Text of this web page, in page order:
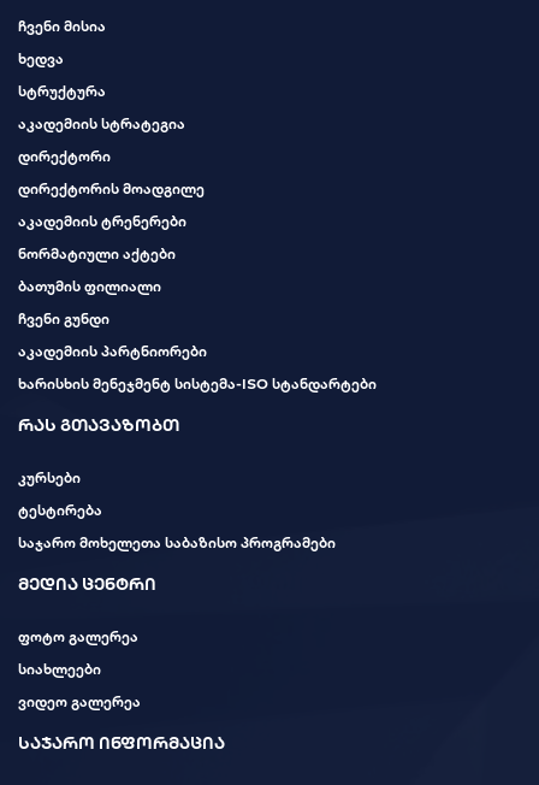
ჩვენი მისია
ხედვა
სტრუქტურა
აკადემიის სტრატეგია
დირექტორი
დირექტორის მოადგილე
აკადემიის ტრენერები
ნორმატიული აქტები
ბათუმის ფილიალი
ჩვენი გუნდი
აკადემიის პარტნიორები
ხარისხის მენეჯმენტ სისტემა-ISO სტანდარტები
რას გთავაზობთ
კურსები
ტესტირება
საჯარო მოხელეთა საბაზისო პროგრამები
მედია ცენტრი
ფოტო გალერეა
სიახლეები
ვიდეო გალერეა
საჯარო ინფორმაცია